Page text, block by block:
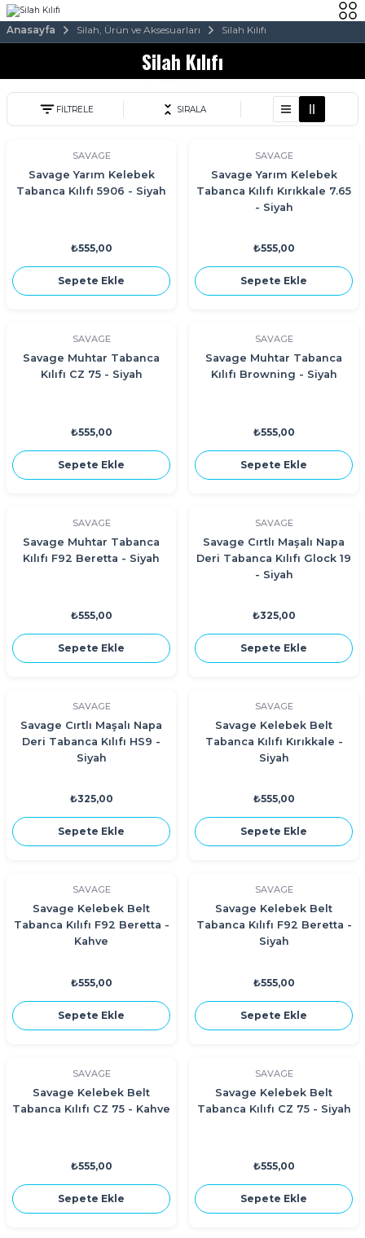
Anasayfa Silah, Ürün ve Aksesuarları Silah Kılıfı
Silah Kılıfı
FİLTRELE SIRALA
SAVAGE
Savage Yarım Kelebek
Tabanca Kılıfı 5906 - Siyah
₺555,00
Sepete Ekle
SAVAGE
Savage Yarım Kelebek
Tabanca Kılıfı Kırıkkale 7.65
- Siyah
₺555,00
Sepete Ekle
SAVAGE
Savage Muhtar Tabanca
Kılıfı CZ 75 - Siyah
₺555,00
Sepete Ekle
SAVAGE
Savage Muhtar Tabanca
Kılıfı Browning - Siyah
₺555,00
Sepete Ekle
SAVAGE
Savage Muhtar Tabanca
Kılıfı F92 Beretta - Siyah
₺555,00
Sepete Ekle
SAVAGE
Savage Cırtlı Maşalı Napa
Deri Tabanca Kılıfı Glock 19
- Siyah
₺325,00
Sepete Ekle
SAVAGE
Savage Cırtlı Maşalı Napa
Deri Tabanca Kılıfı HS9 -
Siyah
₺325,00
Sepete Ekle
SAVAGE
Savage Kelebek Belt
Tabanca Kılıfı Kırıkkale -
Siyah
₺555,00
Sepete Ekle
SAVAGE
Savage Kelebek Belt
Tabanca Kılıfı F92 Beretta -
Kahve
₺555,00
Sepete Ekle
SAVAGE
Savage Kelebek Belt
Tabanca Kılıfı F92 Beretta -
Siyah
₺555,00
Sepete Ekle
SAVAGE
Savage Kelebek Belt
Tabanca Kılıfı CZ 75 - Kahve
₺555,00
Sepete Ekle
SAVAGE
Savage Kelebek Belt
Tabanca Kılıfı CZ 75 - Siyah
₺555,00
Sepete Ekle